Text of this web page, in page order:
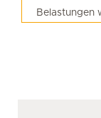
Belastungen